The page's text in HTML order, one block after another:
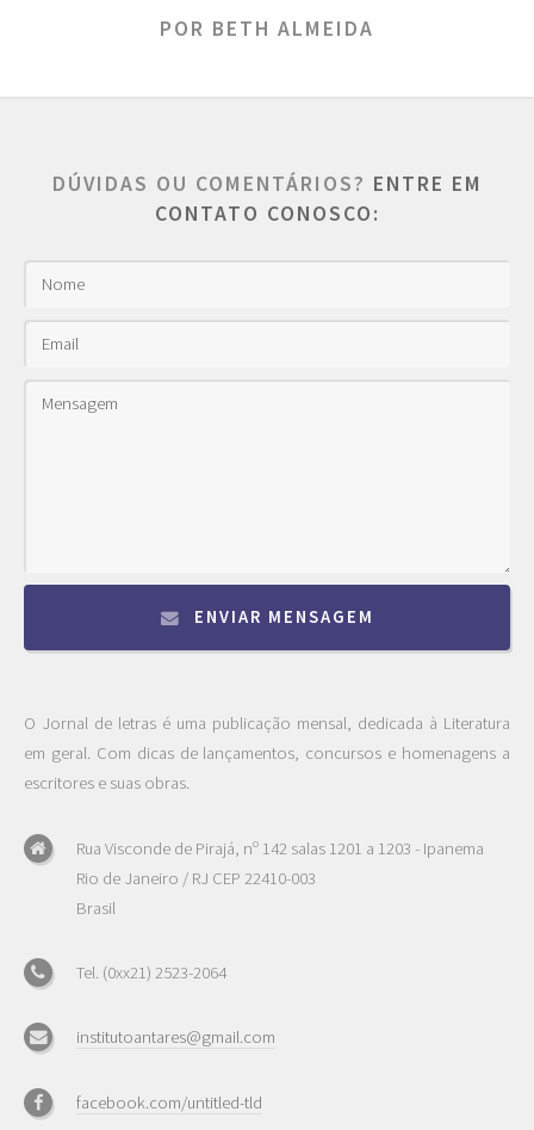
POR BETH ALMEIDA
DÚVIDAS OU COMENTÁRIOS? ENTRE EM
CONTATO CONOSCO:
ENVIAR MENSAGEM
O Jornal de letras é uma publicação mensal, dedicada à Literatura
em geral. Com dicas de lançamentos, concursos e homenagens a
escritores e suas obras.
Rua Visconde de Pirajá, nº 142 salas 1201 a 1203 - Ipanema
Rio de Janeiro / RJ CEP 22410-003
Brasil
Tel. (0xx21) 2523-2064
institutoantares@gmail.com
facebook.com/untitled-tld